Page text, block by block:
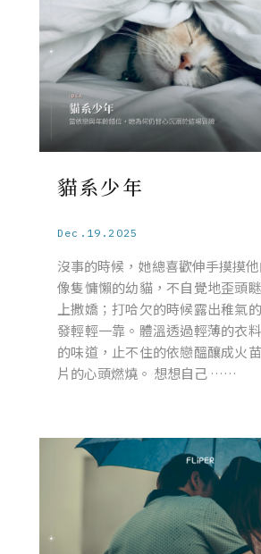
貓系少年
Dec.19.2025
沒事的時候，她總喜歡伸手摸摸
像隻慵懶的幼貓，不自覺地歪頭
上撒嬌；打哈欠的時候露出稚氣
發輕輕一靠。體溫透過輕薄的衣
的味道，止不住的依戀醞釀成火
片的心頭燃燒。 想想自己 ……